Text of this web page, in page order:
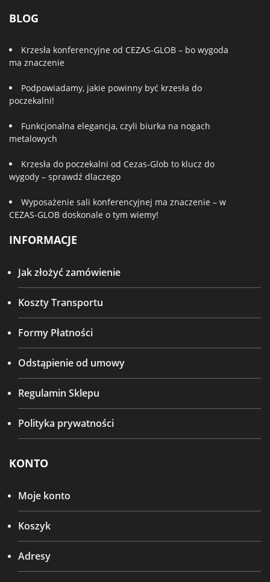
BLOG
Krzesła konferencyjne od CEZAS-GLOB – bo wygoda
ma znaczenie
Podpowiadamy, jakie powinny być krzesła do
poczekalni!
Funkcjonalna elegancja, czyli biurka na nogach
metalowych
Krzesła do poczekalni od Cezas-Glob to klucz do
wygody – sprawdź dlaczego
Wyposażenie sali konferencyjnej ma znaczenie – w
CEZAS-GLOB doskonale o tym wiemy!
INFORMACJE
Jak złożyć zamówienie
Koszty Transportu
Formy Płatności
Odstąpienie od umowy
Regulamin Sklepu
Polityka prywatności
KONTO
Moje konto
Koszyk
Adresy